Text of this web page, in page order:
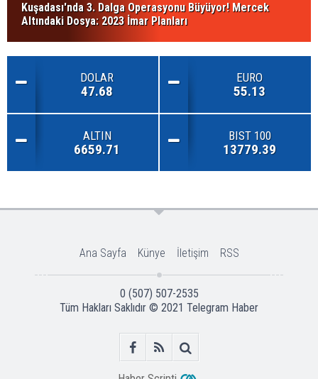
Kuşadası'nda 3. Dalga Operasyonu Büyüyor! Mercek
Altındaki Dosya: 2023 İmar Planları
DOLAR
47.68
EURO
55.13
ALTIN
6659.71
BIST 100
13779.39
Ana Sayfa Künye İletişim RSS
0 (507) 507-2535
Tüm Hakları Saklıdır © 2021 Telegram Haber